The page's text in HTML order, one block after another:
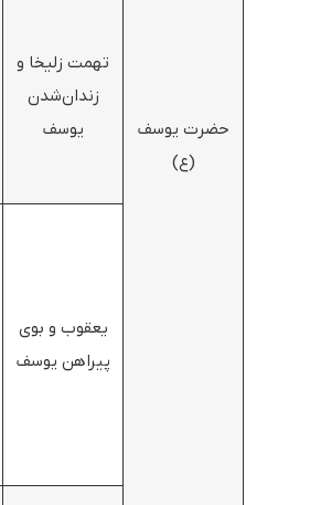
حضرت یوسف
(ع)
تهمت زلیخا و
زندان‌شدن
یوسف
یعقوب و بوی
پیراهن یوسف